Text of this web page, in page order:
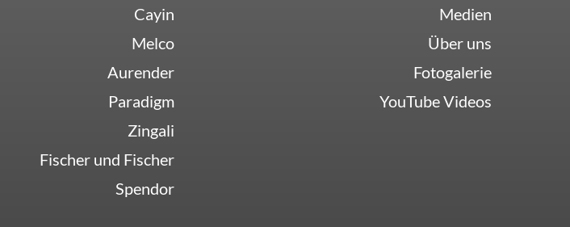
Cayin
Melco
Aurender
Paradigm
Zingali
Fischer und Fischer
Spendor
Medien
Über uns
Fotogalerie
YouTube Videos